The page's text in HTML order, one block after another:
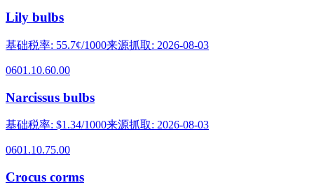
Lily bulbs
基础税率: 55.7¢/1000来源抓取: 2026-08-03
0601.10.60.00
Narcissus bulbs
基础税率: $1.34/1000来源抓取: 2026-08-03
0601.10.75.00
Crocus corms